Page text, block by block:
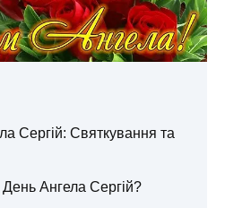
Сергій: Святкування та
Ангела Сергій?